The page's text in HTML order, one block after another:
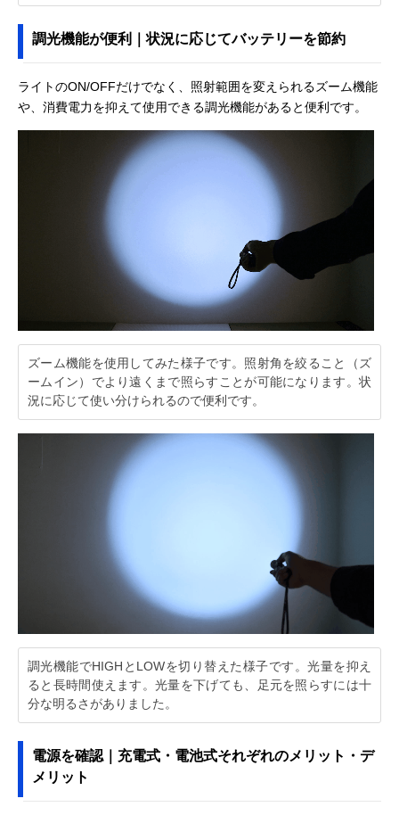
調光機能が便利｜状況に応じてバッテリーを節約
ライトのON/OFFだけでなく、照射範囲を変えられるズーム機能
や、消費電力を抑えて使用できる調光機能があると便利です。
ズーム機能を使用してみた様子です。照射角を絞ること（ズ
ームイン）でより遠くまで照らすことが可能になります。状
況に応じて使い分けられるので便利です。
調光機能でHIGHとLOWを切り替えた様子です。光量を抑え
ると長時間使えます。光量を下げても、足元を照らすには十
分な明るさがありました。
電源を確認｜充電式・電池式それぞれのメリット・デ
メリット